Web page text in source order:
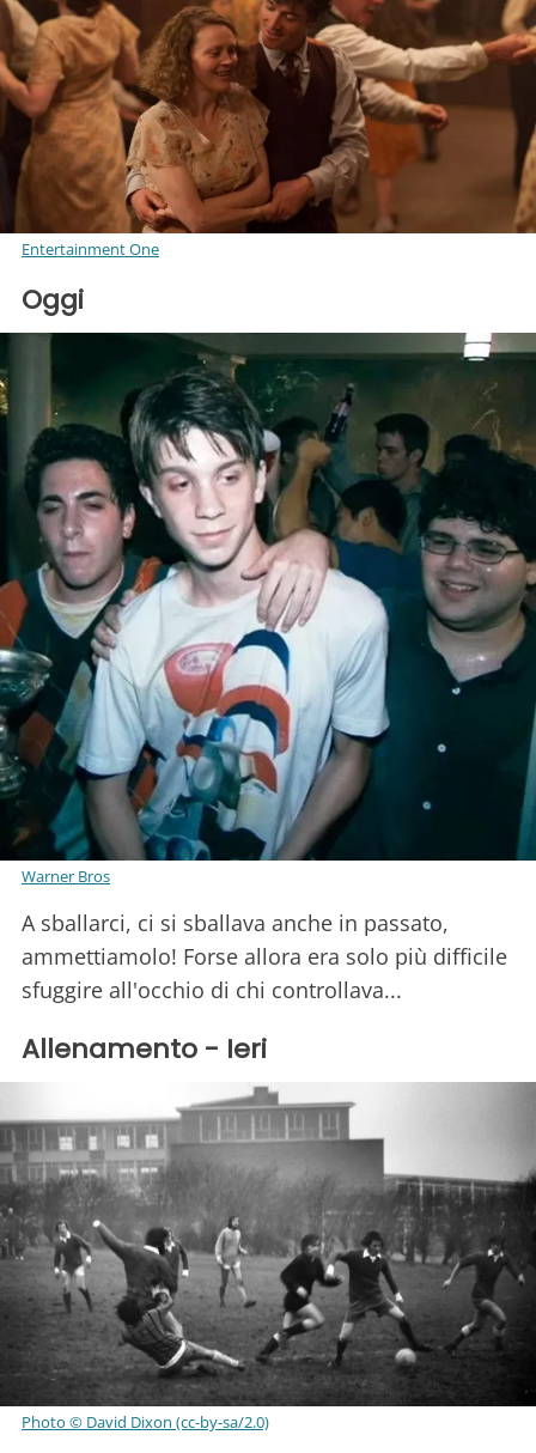
Entertainment One
Oggi
Warner Bros
A sballarci, ci si sballava anche in passato,
ammettiamolo! Forse allora era solo più difficile
sfuggire all'occhio di chi controllava...
Allenamento - Ieri
Photo © David Dixon (cc-by-sa/2.0)